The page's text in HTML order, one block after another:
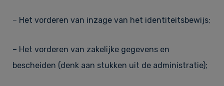
– Het vorderen van inzage van het identiteitsbewijs;
– Het vorderen van zakelijke gegevens en
bescheiden (denk aan stukken uit de administratie);